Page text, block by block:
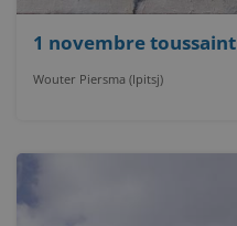
1 novembre toussaint
Wouter Piersma (Ipitsj)